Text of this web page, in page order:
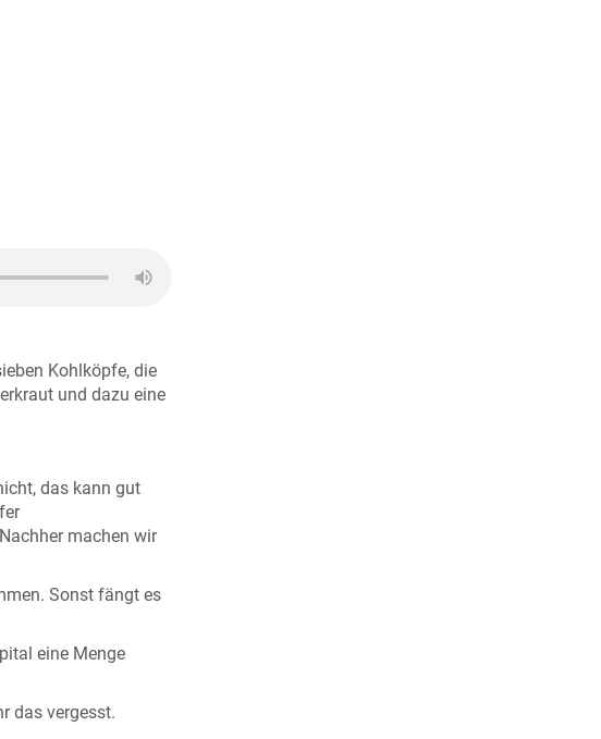
Kohlköpfe, die
und dazu eine
das kann gut
machen wir
Sonst fängt es
eine Menge
das vergesst.